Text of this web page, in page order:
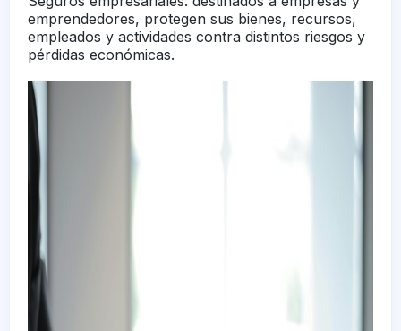
emprendedores, protegen sus bienes, recursos,
empleados y actividades contra distintos riesgos y
pérdidas económicas.